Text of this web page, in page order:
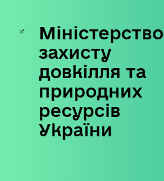
Skip
content
Міністерство
захисту
довкілля та
природних
ресурсів
України